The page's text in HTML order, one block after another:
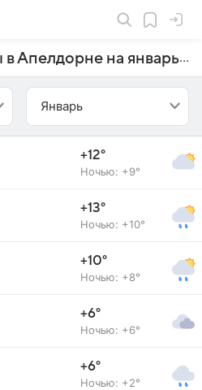
Прогноз погоды в Апелдорне на январь 2022 года
Январь
+12°
Ночью: +9°
+13°
Ночью: +10°
+10°
Ночью: +8°
+6°
Ночью: +6°
+6°
Ночью: +2°